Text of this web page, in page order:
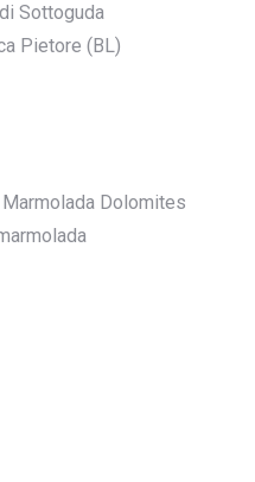
Sottoguda
Pietore (BL)
Dolomites